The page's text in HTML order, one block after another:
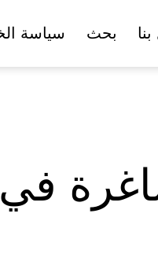
بحث سياسة
في